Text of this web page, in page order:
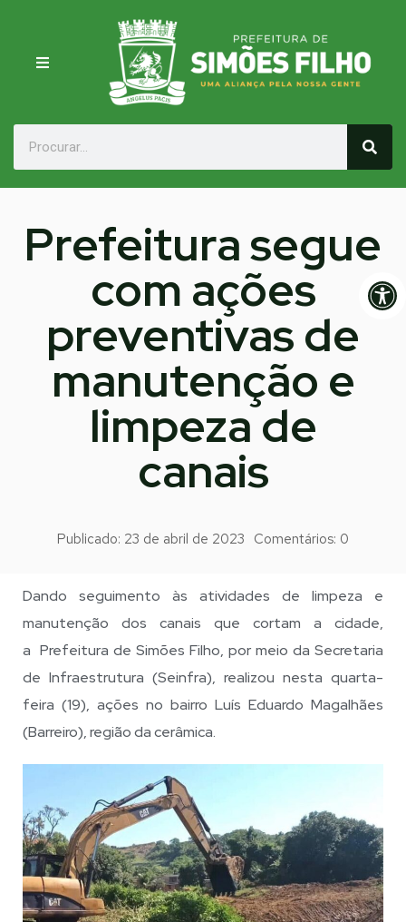
Prefeitura segue
com ações
preventivas de
manutenção e
limpeza de
canais
Publicado: 23 de abril de 2023 Comentários: 0
Dando seguimento às atividades de limpeza e
manutenção dos canais que cortam a cidade,
a Prefeitura de Simões Filho, por meio da Secretaria
de Infraestrutura (Seinfra), realizou nesta quarta-
feira (19), ações no bairro Luís Eduardo Magalhães
(Barreiro), região da cerâmica.